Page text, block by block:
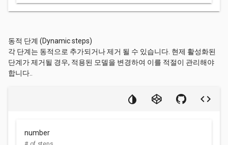
동적 단계 (Dynamic steps)
각 단계는 동적으로 추가되거나 제거 될 수 있습니다. 현제 활성화된
단계가 제거될 경우, 적용된 모델을 변경하여 이를 적절이 관리해야
합니다..
number